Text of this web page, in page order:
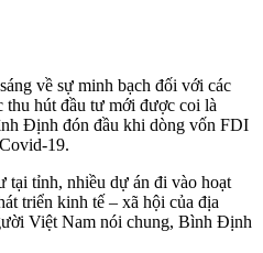
về sự minh bạch đối với các
thu hút đầu tư mới được coi là
Định đón đầu khi dòng vốn FDI
19.
tại tỉnh, nhiều dự án đi vào hoạt
triển kinh tế – xã hội của địa
Việt Nam nói chung, Bình Định